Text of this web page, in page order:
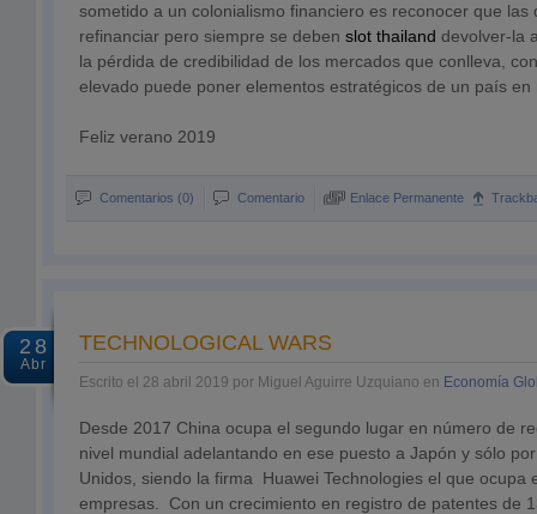
sometido a un colonialismo financiero es reconocer que las
refinanciar pero siempre se deben slot thailand devolver-la
la pérdida de credibilidad de los mercados que conlleva,
elevado puede poner elementos estratégicos de un país
Feliz verano 2019
Comentarios (0) Comentario Enlace Permanente
28
Abr
TECHNOLOGICAL WARS
Escrito el 28 abril 2019 por Miguel Aguirre Uzquiano en Economía
Desde 2017 China ocupa el segundo lugar en número de
nivel mundial adelantando en ese puesto a Japón y sólo
Unidos, siendo la firma Huawei Technologies el que ocupa
empresas. Con un crecimiento en registro de patentes de